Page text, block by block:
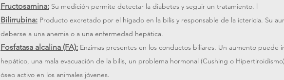
Fructosamina: Su medición permite detectar la diabetes y seguir un tratamiento. l
Bilirrubina: Producto excretado por el hígado en la bilis y responsable de la ictericia. Su
deberse a una anemia o a una enfermedad hepática.
Fosfatasa alcalina (FA): Enzimas presentes en los conductos biliares. Un aumento puede
hepático, una mala evacuación de la bilis, un problema hormonal (Cushing o
óseo activo en los animales jóvenes.